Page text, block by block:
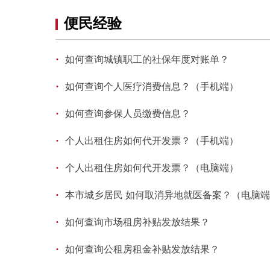
便民经验
· 如何查询城镇职工的社保年度对账单？
· 如何查询个人医疗消费信息？（手机端）
· 如何查询参保人员缴费信息？
· 个人出租住房如何代开发票？（手机端）
· 个人出租住房如何代开发票？（电脑端）
· 本市城乡居民 如何取消异地就医备案？（电脑
· 如何查询市场租房补贴发放结果？
· 如何查询公租房租金补贴发放结果？